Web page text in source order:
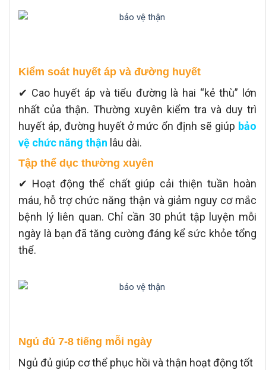
Kiểm soát huyết áp và đường huyết
✔ Cao huyết áp và tiểu đường là hai “kẻ thù” lớn
nhất của thận. Thường xuyên kiểm tra và duy trì
huyết áp, đường huyết ở mức ổn định sẽ giúp bảo
vệ chức năng thận lâu dài.
Tập thể dục thường xuyên
✔ Hoạt động thể chất giúp cải thiện tuần hoàn
máu, hỗ trợ chức năng thận và giảm nguy cơ mắc
bệnh lý liên quan. Chỉ cần 30 phút tập luyện mỗi
ngày là bạn đã tăng cường đáng kể sức khỏe tổng
thể.
Ngủ đủ 7-8 tiếng mỗi ngày
Ngủ đủ giúp cơ thể phục hồi và thận hoạt động tốt